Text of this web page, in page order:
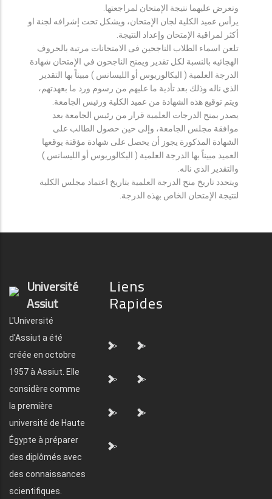
وتعرض عليهما نتيجة الإمتحان لمراجعتها.
يرأس عميد الكلية لجان الإمتحان، ويشكل تحت إشرافه لجنة او
أكثر لمراقبة الإمتحان وإعداد النتيجة.
تلعن اسماء الطلاب الناجحين فى الامتحانات مرتبة بالحروف
الهجائيه بالنسبة لكل تقدير ويمنح الناجحون في الإمتحان شهادة
الدرجة العلمية ( البكالوريوس أو الليسانس ) مبيناً بها التقدير
الذي ناله وذلك بعد تأدية ما عليهم من رسوم ورد ما بعهدتهم،
ويتم توقيع هذه الشهادة من عميد الكلية ورئيس الجامعة.
يصدر بمنح الدرجات العلمية قرار من رئيس الجامعة بعد
موافقة مجلس الجامعة، وإلى حين حصول الطالب على
الشهادة المذكورة يجوز أن يحصل على شهادة مؤقتة يوقعها
العميد مبيناً بها الدرجة العلمية ( البكالوريوس أو الليسانس )
والتقدير الذي ناله.
ويتحدد تاريخ منح الدرجة العلمية بتاريخ اعتماد مجلس الكلية
لنتيجة الإمتحان الخاص بهذه الدرجة.
Université
Assiut
L'Université
d'Assiut a été
créée en octobre
1957 à Assiut. Elle
considère comme
la première
université de Haute
Égypte à préparer
des diplômés avec
des connaissances
scientifiques.
Liens
Rapides
"> ">
"> ">
"> ">
">